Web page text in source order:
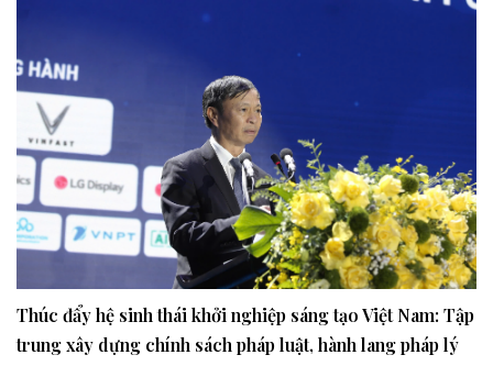
Thúc đẩy hệ sinh thái khởi nghiệp sáng tạo Việt Nam: Tập
trung xây dựng chính sách pháp luật, hành lang pháp lý